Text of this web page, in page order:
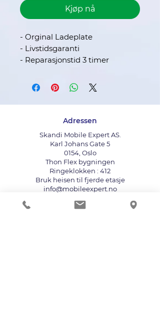
Kjøp nå
- Orginal Ladeplate
- Livstidsgaranti
- Reparasjonstid 3 timer
Adressen
Skandi Mobile Expert AS.
Karl Johans Gate 5
0154, Oslo
Thon Flex bygningen
Ringeklokken : 412
Bruk heisen til fjerde etasje
info@mobileexpert.no